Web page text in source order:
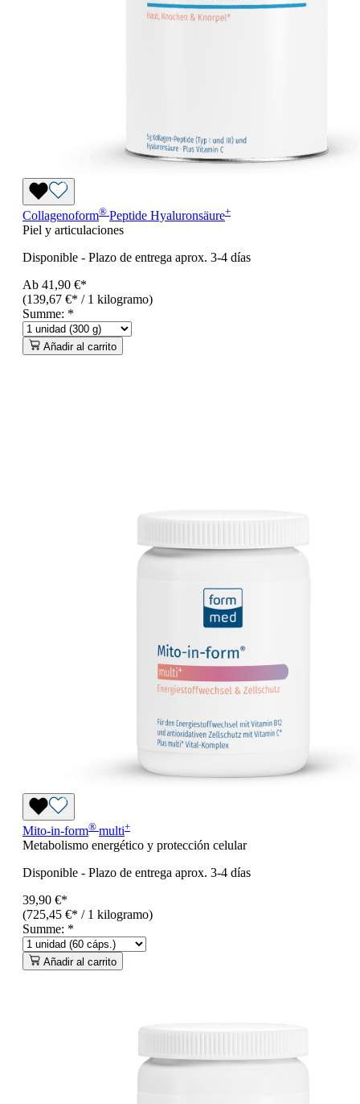
Collagenoform® Peptide Hyaluronsäure+
Piel y articulaciones
Disponible - Plazo de entrega aprox. 3-4 días
Ab 41,90 €*
(139,67 €* / 1 kilogramo)
Summe: *
Añadir al carrito
Mito-in-form® multi+
Metabolismo energético y protección celular
Disponible - Plazo de entrega aprox. 3-4 días
39,90 €*
(725,45 €* / 1 kilogramo)
Summe: *
Añadir al carrito